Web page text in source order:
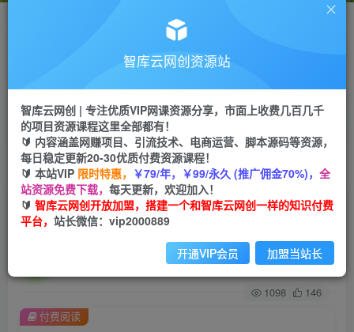
研究探讨更多创业项目路子。
会员专属推广链接
网赚网创 项目
365天稳定跟新
APP下载
GO
首页 创业课程 会员免费 正文
九栢米-淘宝店群领头羊玩法，教你整个淘宝店群
领头羊玩法以及精细化/终极蓝海/尾销等内容
关注 私信
1098 146
付费阅读
智库云网创资源站
智库云网创 | 专注优质VIP网课资源分享，市面上收费几百几千
的项目资源课程这里全部都有！
🔰 内容涵盖网赚项目、引流技术、电商运营、脚本源码等资源，
每日稳定更新20-30优质付费资源课程！
🔰 本站VIP 限时特惠， ￥79/年，￥99/永久 (推广佣金70%)， 全
站资源免费下载， 每天更新，欢迎加入！
🔰 智库云网创开放加盟，搭建一个和智库云网创一样的知识付费
平台， 站长微信：vip2000889
开通VIP会员 加盟当站长